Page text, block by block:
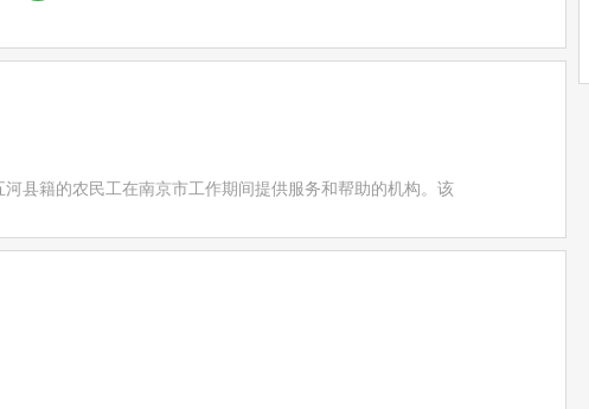
县籍的农民工在南京市工作期间提供服务和帮助的机构。该